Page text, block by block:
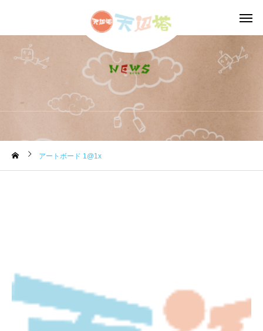
お知らせ
アートボード 1@1x